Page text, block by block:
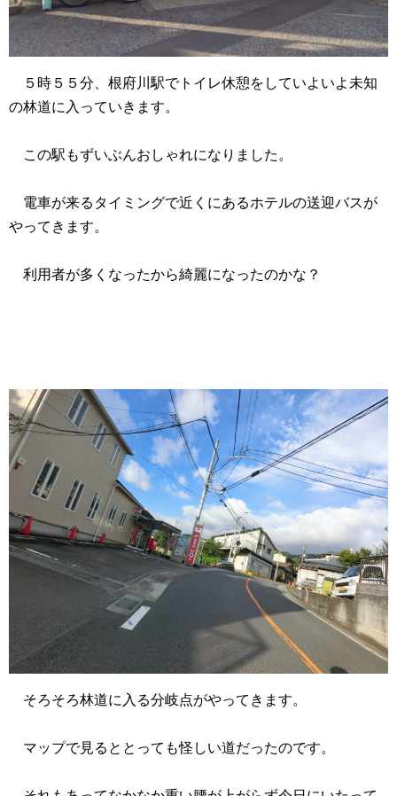
５時５５分、根府川駅でトイレ休憩をしていよいよ未知
の林道に入っていきます。
この駅もずいぶんおしゃれになりました。
電車が来るタイミングで近くにあるホテルの送迎バスが
やってきます。
利用者が多くなったから綺麗になったのかな？
そろそろ林道に入る分岐点がやってきます。
マップで見るととっても怪しい道だったのです。